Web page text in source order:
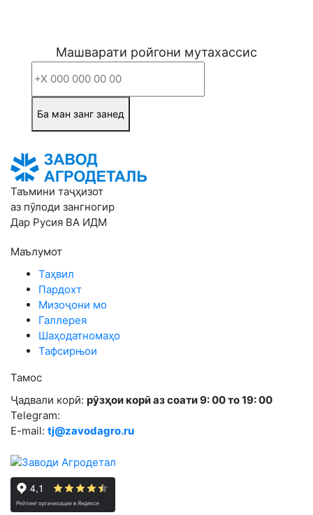
Машварати ройгони мутахассис
Ба ман занг занед
Таъмини таҷҳизот
аз пӯлоди зангногир
Дар Русия ВА ИДМ
Маълумот
Таҳвил
Пардохт
Мизоҷони мо
Галлерея
Шаҳодатномаҳо
Тафсирњои
Тамос
Ҷадвали корӣ: рӯзҳои корӣ аз соати 9: 00 то 19: 00
Telegram:
E-mail: tj@zavodagro.ru